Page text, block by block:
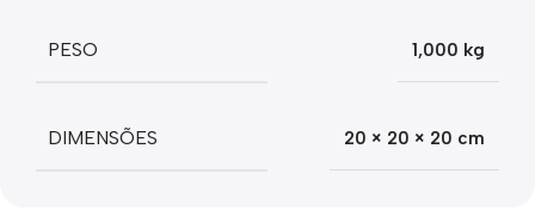
PESO 1,000 kg
DIMENSÕES 20 × 20 × 20 cm